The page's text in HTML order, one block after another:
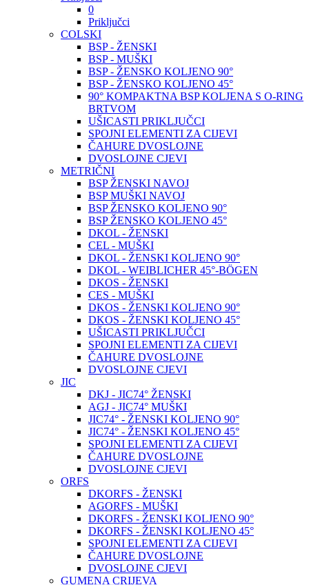
0
Priključci
COLSKI
BSP - ŽENSKI
BSP - MUŠKI
BSP - ŽENSKO KOLJENO 90°
BSP - ŽENSKO KOLJENO 45°
90° KOMPAKTNA BSP KOLJENA S O-RING
BRTVOM
UŠICASTI PRIKLJUČCI
SPOJNI ELEMENTI ZA CIJEVI
ČAHURE DVOSLOJNE
DVOSLOJNE CJEVI
METRIČNI
BSP ŽENSKI NAVOJ
BSP MUŠKI NAVOJ
BSP ŽENSKO KOLJENO 90°
BSP ŽENSKO KOLJENO 45°
DKOL - ŽENSKI
CEL - MUŠKI
DKOL - ŽENSKI KOLJENO 90°
DKOL - WEIBLICHER 45°-BÖGEN
DKOS - ŽENSKI
CES - MUŠKI
DKOS - ŽENSKI KOLJENO 90°
DKOS - ŽENSKI KOLJENO 45°
UŠICASTI PRIKLJUČCI
SPOJNI ELEMENTI ZA CIJEVI
ČAHURE DVOSLOJNE
DVOSLOJNE CJEVI
JIC
DKJ - JIC74° ŽENSKI
AGJ - JIC74° MUŠKI
JIC74° - ŽENSKI KOLJENO 90°
JIC74° - ŽENSKI KOLJENO 45°
SPOJNI ELEMENTI ZA CIJEVI
ČAHURE DVOSLOJNE
DVOSLOJNE CJEVI
ORFS
DKORFS - ŽENSKI
AGORFS - MUŠKI
DKORFS - ŽENSKI KOLJENO 90°
DKORFS - ŽENSKI KOLJENO 45°
SPOJNI ELEMENTI ZA CIJEVI
ČAHURE DVOSLOJNE
DVOSLOJNE CJEVI
GUMENA CRIJEVA